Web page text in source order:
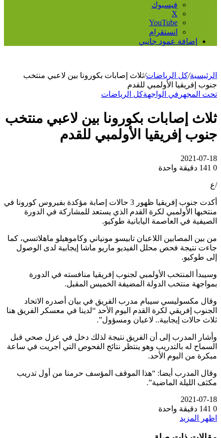
فيسبوك
‫X
‫YouTube
انستقرام
إضافة عمود جانبي
الرئيسية/كل الرياضات/ثلاث إصابات بكورونا بين لاعبي منتخب
جنوب إفريقيا الأولمبي للقدم
تحت المجهر في الواجهةكل الرياضات
ثلاث إصابات بكورونا بين لاعبي منتخب
جنوب إفريقيا الأولمبي للقدم
2021-07-18
0
دقيقة واحدة
/ع
أكدت جنوب إفريقيا ظهور 3 حالات إصابة مؤكدة بفيروس كورونا في
منتخبها الأولمبي لكرة القدم الذي يستعد للمشاركة في الدورة
الصيفية في العاصمة اليابانية طوكيو.
من بين المصابين اللاعبان تابيسو مونياني وكاموهيلو ماهلاتسي، كما
جاءت نتيجة فحص محلل الفيديو ماريو ماشا إيجابية لدى الوصول
إلى طوكيو.
وسيبدأ المنتخب الأولمبي لجنوب إفريقيا منافسته في الدورة
بمواجهة منتخب الدولة المضيفة الخميس المقبل.
وقال مكسوليسي سيبام مدرب الفريق في بيان أصدره الاتحاد
الجنوب إفريقي لكرة القدم اليوم الأحد “لدينا في معسكر الفريق هنا
ثلاث حالات إيجابية.. لاعبان ومسؤول”.
وأشار المدرب إلى أن الفريق نتيجة لذلك دخل في عزل صحي قبل
السماح له بالتدريب وهو ينتظر نتائج الفحوص التي أجريت في ساعة
مبكرة من اليوم الأحد.
وقال المدرب أيضا: “هذا الموقف المؤسف حرمنا من أول تدريب
مكثف الليلة الماضية”.
2021-07-18
0
دقيقة واحدة
اظهر المزيد